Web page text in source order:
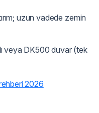
uzun vadede zemin
veya DK500 duvar (tek
2026